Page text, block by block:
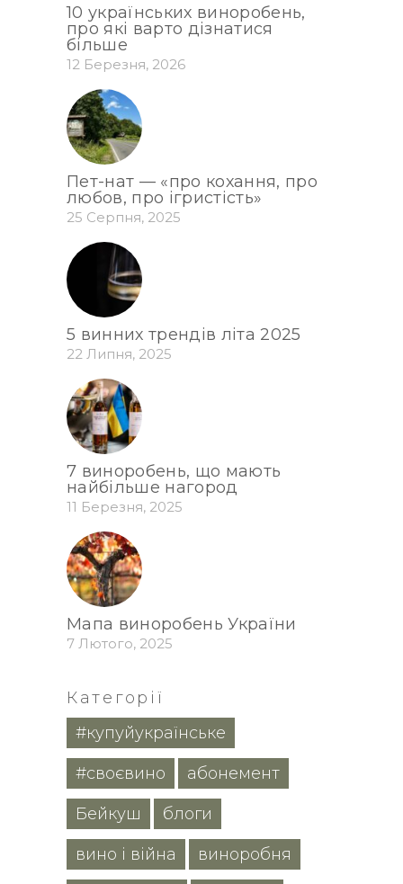
10 українських виноробень,
про які варто дізнатися
більше
12 Березня, 2026
Пет-нат — «про кохання, про
любов, про ігристість»
25 Серпня, 2025
5 винних трендів літа 2025
22 Липня, 2025
7 виноробень, що мають
найбільше нагород
11 Березня, 2025
Мапа виноробень України
7 Лютого, 2025
Категорії
#купуйукраїнське
#своєвино абонемент
Бейкуш блоги
вино і війна виноробня